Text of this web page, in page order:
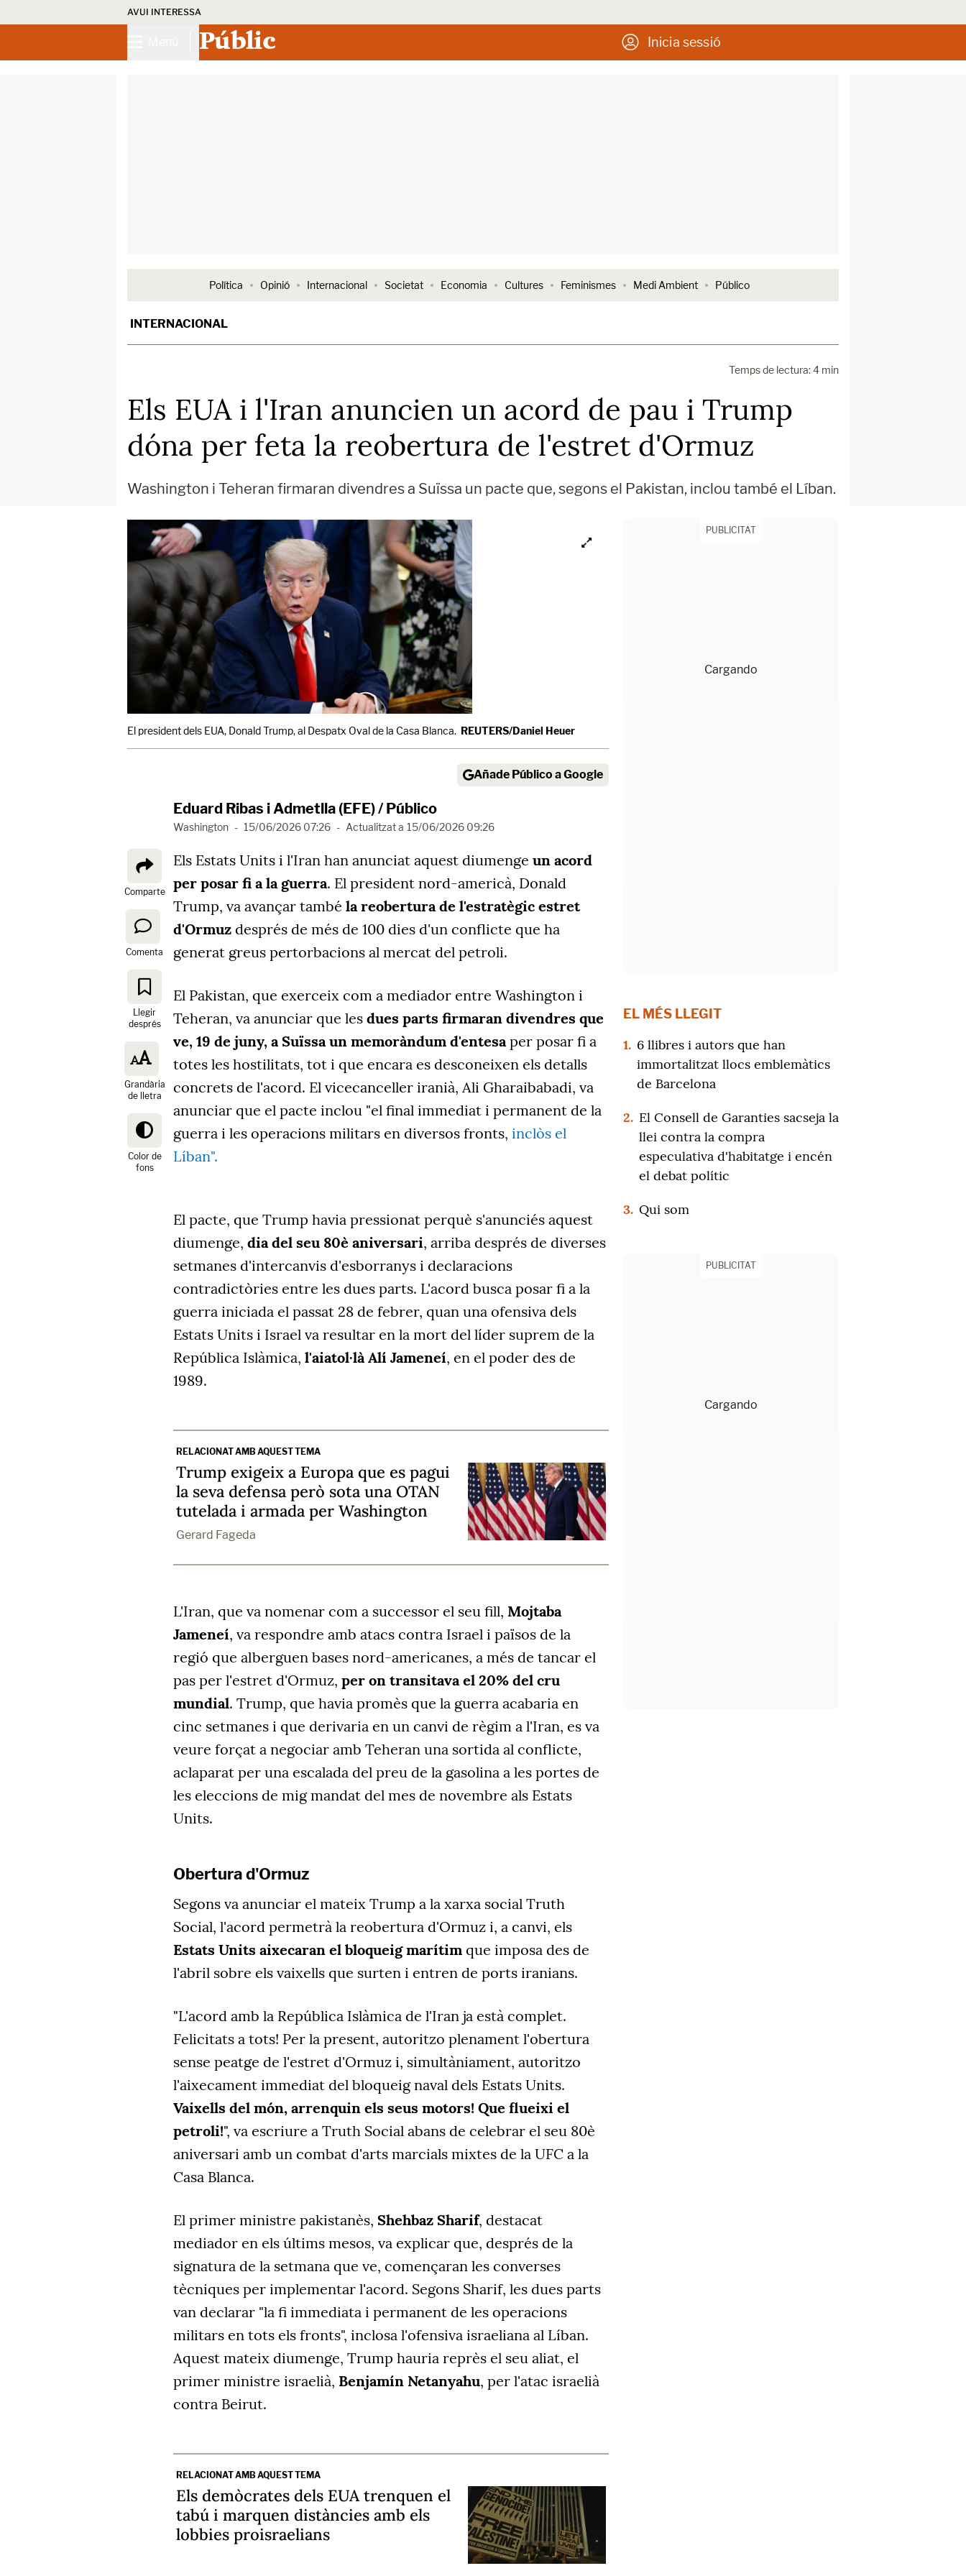
AVUI INTERESSA
Públic Inicia sessió
Política Opinió Internacional Societat Economia Cultures Feminismes Medi Ambient Público
INTERNACIONAL
Temps de lectura: 4 min
Els EUA i l'Iran anuncien un acord de pau i Trump
dóna per feta la reobertura de l'estret d'Ormuz
Washington i Teheran firmaran divendres a Suïssa un pacte que, segons el Pakistan, inclou també el Líban.
El president dels EUA, Donald Trump, al Despatx Oval de la Casa Blanca. REUTERS/Daniel Heuer
Añade Público a Google
Eduard Ribas i Admetlla (EFE) / Público
Washington - 15/06/2026 07:26 - Actualitzat a 15/06/2026 09:26
Comparte
Comenta
Llegir
després
Grandària
de lletra
Color de
fons
Els Estats Units i l'Iran han anunciat aquest diumenge un acord
per posar fi a la guerra. El president nord-americà, Donald
Trump, va avançar també la reobertura de l'estratègic estret
d'Ormuz després de més de 100 dies d'un conflicte que ha
generat greus pertorbacions al mercat del petroli.
El Pakistan, que exerceix com a mediador entre Washington i
Teheran, va anunciar que les dues parts firmaran divendres que
ve, 19 de juny, a Suïssa un memoràndum d'entesaper posar fi a
totes les hostilitats, tot i que encara es desconeixen els detalls
concrets de l'acord. El vicecanceller iranià, Ali Gharaibabadi, va
anunciar que el pacte inclou "el final immediat i permanent de la
guerra i les operacions militars en diversos fronts, inclòs el
Líban".
El pacte, que Trump havia pressionat perquè s'anunciés aquest
diumenge, dia del seu 80è aniversari, arriba després de diverses
setmanes d'intercanvis d'esborranys i declaracions
contradictòries entre les dues parts. L'acord busca posar fi a la
guerra iniciada el passat 28 de febrer, quan una ofensiva dels
Estats Units i Israel va resultar en la mort del líder suprem de la
República Islàmica, l'aiatol·là Alí Jameneí, en el poder des de
1989.
RELACIONAT AMB AQUEST TEMA
Trump exigeix a Europa que es pagui
la seva defensa però sota una OTAN
tutelada i armada per Washington
Gerard Fageda
L'Iran, que va nomenar com a successor el seu fill, Mojtaba
Jameneí, va respondre amb atacs contra Israel i països de la
regió que alberguen bases nord-americanes, a més de tancar el
pas per l'estret d'Ormuz, per on transitava el 20% del cru
mundial. Trump, que havia promès que la guerra acabaria en
cinc setmanes i que derivaria en un canvi de règim a l'Iran, es va
veure forçat a negociar amb Teheran una sortida al conflicte,
aclaparat per una escalada del preu de la gasolina a les portes de
les eleccions de mig mandat del mes de novembre als Estats
Units.
Obertura d'Ormuz
Segons va anunciar el mateix Trump a la xarxa social Truth
Social, l'acord permetrà la reobertura d'Ormuz i, a canvi, els
Estats Units aixecaran el bloqueig marítim que imposa des de
l'abril sobre els vaixells que surten i entren de ports iranians.
"L'acord amb la República Islàmica de l'Iran ja està complet.
Felicitats a tots! Per la present, autoritzo plenament l'obertura
sense peatge de l'estret d'Ormuz i, simultàniament, autoritzo
l'aixecament immediat del bloqueig naval dels Estats Units.
Vaixells del món, arrenquin els seus motors! Que flueixi el
petroli!", va escriure a Truth Social abans de celebrar el seu 80è
aniversari amb un combat d'arts marcials mixtes de la UFC a la
Casa Blanca.
El primer ministre pakistanès, Shehbaz Sharif, destacat
mediador en els últims mesos, va explicar que, després de la
signatura de la setmana que ve, començaran les converses
tècniques per implementar l'acord. Segons Sharif, les dues parts
van declarar "la fi immediata i permanent de les operacions
militars en tots els fronts", inclosa l'ofensiva israeliana al Líban.
Aquest mateix diumenge, Trump hauria reprès el seu aliat, el
primer ministre israelià, Benjamín Netanyahu, per l'atac israelià
contra Beirut.
RELACIONAT AMB AQUEST TEMA
Els demòcrates dels EUA trenquen el
tabú i marquen distàncies amb els
lobbies proisraelians
PUBLICITAT
EL MÉS LLEGIT
1. 6 llibres i autors que han
immortalitzat llocs emblemàtics
de Barcelona
2. El Consell de Garanties sacseja la
llei contra la compra
especulativa d'habitatge i encén
el debat polític
3. Qui som
PUBLICITAT